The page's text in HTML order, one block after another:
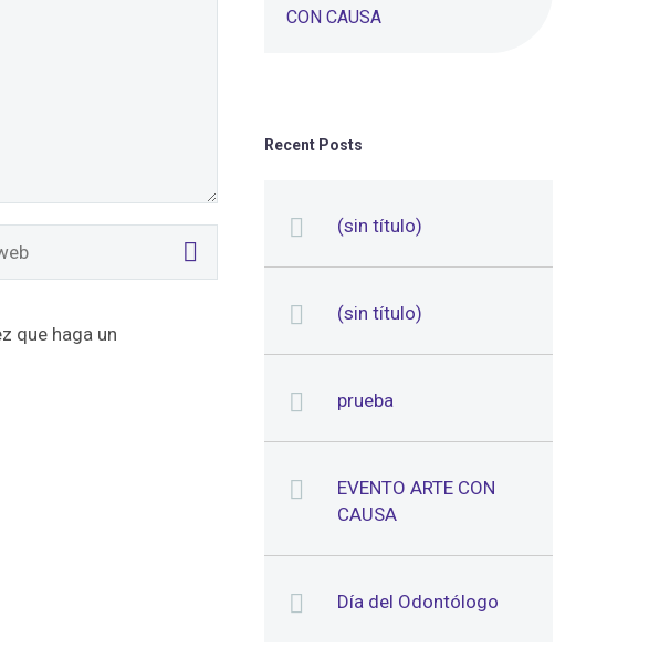
que haga un
CON CAUSA
Recent Posts
(sin título)
(sin título)
prueba
EVENTO ARTE CON
CAUSA
Día del Odontólogo